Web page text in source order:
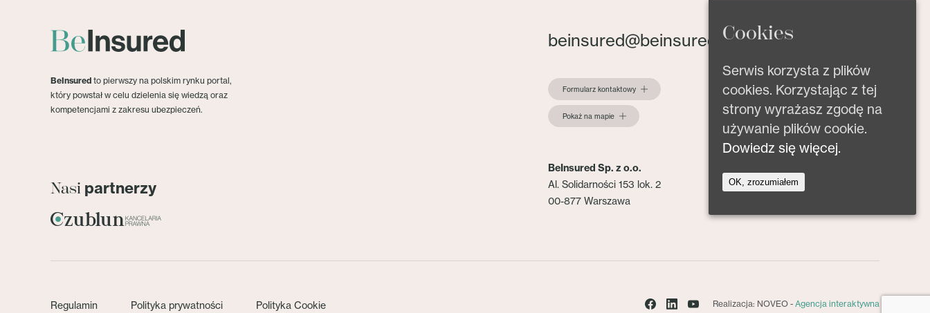
BeInsured to pierwszy na polskim rynku portal,
który powstał w celu dzielenia się wiedzą oraz
kompetencjami z zakresu ubezpieczeń.
Nasi partnerzy
beinsured@beinsured.pl
Formularz kontaktowy
Pokaż na mapie
BeInsured Sp. z o.o.
Al. Solidarności 153 lok. 2
00-877 Warszawa
Regulamin Polityka prywatności Polityka Cookie Realizacja: NOVEO - Agencja interaktywna
Cookies
Serwis korzysta z plików
cookies. Korzystając z tej
strony wyrażasz zgodę na
używanie plików cookie.
Dowiedz się więcej.
OK, zrozumiałem